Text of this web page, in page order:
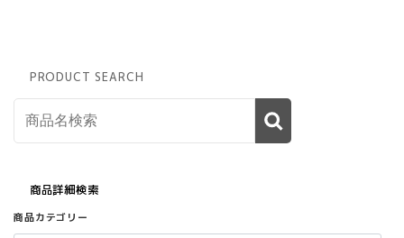
PRODUCT SEARCH
商品詳細検索
商品カテゴリー